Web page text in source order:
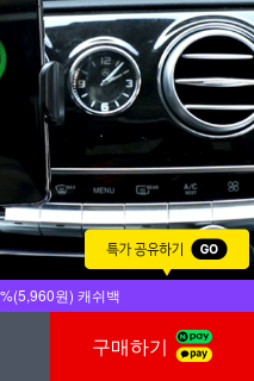
원) 캐쉬백
구매하기
이 열리며 전원 차단
하게 사용할 수 있습